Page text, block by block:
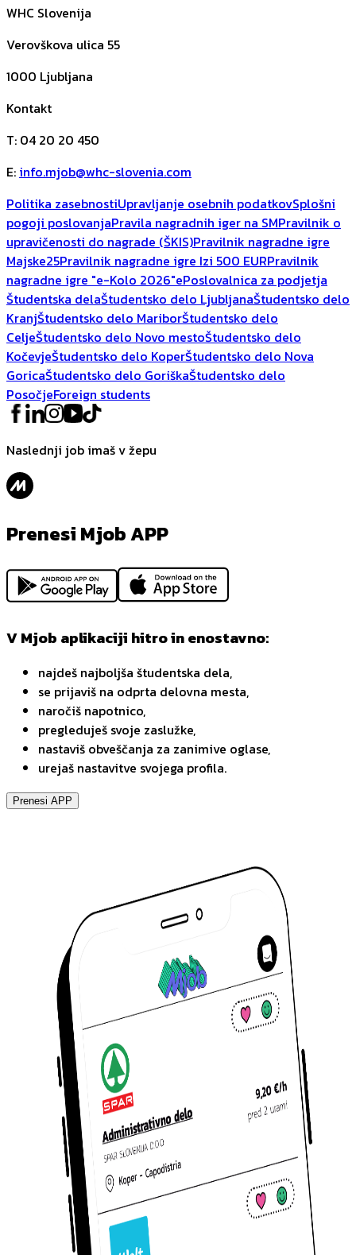
WHC Slovenija
Verovškova ulica 55
1000 Ljubljana
Kontakt
T: 04 20 20 450
E: info.mjob@whc-slovenia.com
Politika zasebnostiUpravljanje osebnih podatkovSplošni
pogoji poslovanjaPravila nagradnih iger na SMPravilnik o
upravičenosti do nagrade (ŠKIS)Pravilnik nagradne igre
Majske25Pravilnik nagradne igre Izi 500 EURPravilnik
nagradne igre "e-Kolo 2026"ePoslovalnica za podjetja
Študentska delaŠtudentsko delo LjubljanaŠtudentsko delo
KranjŠtudentsko delo MariborŠtudentsko delo
CeljeŠtudentsko delo Novo mestoŠtudentsko delo
KočevjeŠtudentsko delo KoperŠtudentsko delo Nova
GoricaŠtudentsko delo GoriškaŠtudentsko delo
PosočjeForeign students
Naslednji job imaš v žepu
Prenesi Mjob APP
V Mjob aplikaciji hitro in enostavno:
najdeš najboljša študentska dela,
se prijaviš na odprta delovna mesta,
naročiš napotnico,
pregleduješ svoje zaslužke,
nastaviš obveščanja za zanimive oglase,
urejaš nastavitve svojega profila.
Prenesi APP